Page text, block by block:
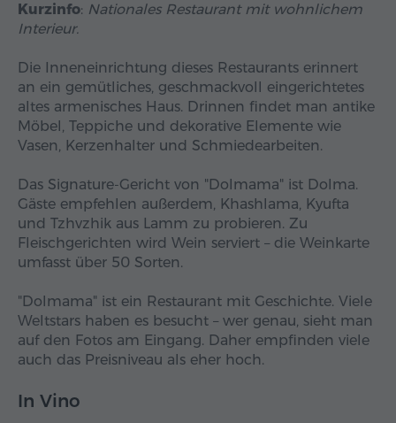
Kurzinfo: Nationales Restaurant mit wohnlichem
Interieur.
Die Inneneinrichtung dieses Restaurants erinnert
an ein gemütliches, geschmackvoll eingerichtetes
altes armenisches Haus. Drinnen findet man antike
Möbel, Teppiche und dekorative Elemente wie
Vasen, Kerzenhalter und Schmiedearbeiten.
Das Signature-Gericht von "Dolmama" ist Dolma.
Gäste empfehlen außerdem, Khashlama, Kyufta
und Tzhvzhik aus Lamm zu probieren. Zu
Fleischgerichten wird Wein serviert – die Weinkarte
umfasst über 50 Sorten.
"Dolmama" ist ein Restaurant mit Geschichte. Viele
Weltstars haben es besucht – wer genau, sieht man
auf den Fotos am Eingang. Daher empfinden viele
auch das Preisniveau als eher hoch.
In Vino